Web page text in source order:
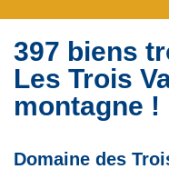
397 biens
Les Trois
montagne !
Domaine des